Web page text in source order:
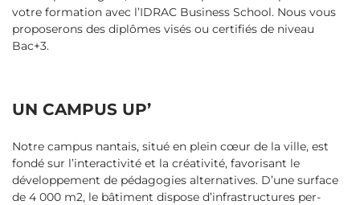
votre formation avec l’IDRAC Business School. Nous vous
proposerons des diplômes visés ou certifiés de niveau
Bac+3.
UN CAMPUS UP’
Notre campus nantais, situé en plein cœur de la ville, est
fondé sur l’interactivité et la créativité, favorisant le
développement de pédagogies alternatives. D’une surface
de 4 000 m2, le bâtiment dispose d’infrastructures per­